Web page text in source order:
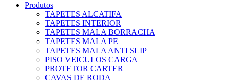
Produtos
TAPETES ALCATIFA
TAPETES INTERIOR
TAPETES MALA BORRACHA
TAPETES MALA PE
TAPETES MALA ANTI SLIP
PISO VEICULOS CARGA
PROTETOR CARTER
CAVAS DE RODA